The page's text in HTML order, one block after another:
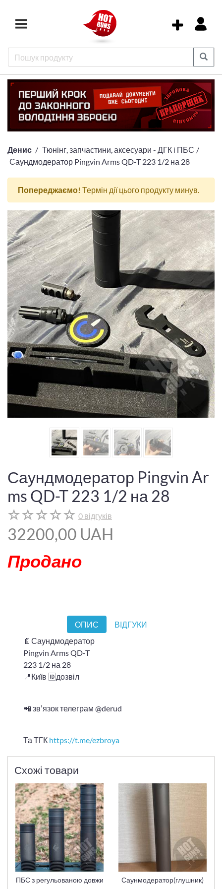
Денис
Тюнінг, запчастини, аксесуари - ДГК і ПБС
Саундмодератор Pingvin Arms QD-T 223 1/2 на 28
Попереджаємо! Термін дії цього продукту минув.
Саундмодератор Pingvin Ar
ms QD-T 223 1/2 на 28
0 відгуків
32200,00 UAH
Продано
ОПИС
ВІДГУКИ
📄Саундмодератор
Pingvin Arms QD-T
223 1/2 на 28
📍Київ 🆔дозвіл
📲 звʼязок телеграм @derud
Та ТГК https://t.me/ezbroya
Схожі товари
ПБС з регульованою довжи
Саунмодератор(глушник)